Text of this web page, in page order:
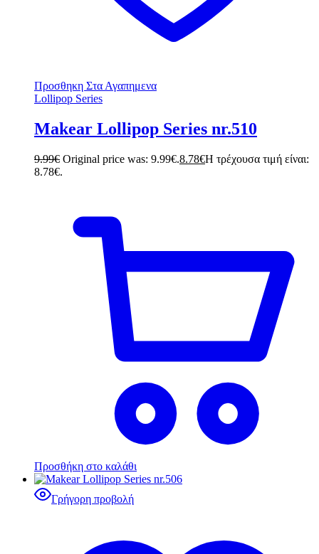
Προσθηκη Στα Αγαπημενα
Lollipop Series
Makear Lollipop Series nr.510
9.99€ Original price was: 9.99€.8.78€Η τρέχουσα τιμή είναι:
8.78€.
Προσθήκη στο καλάθι
Γρήγορη προβολή